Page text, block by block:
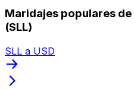
Maridajes populares de
(SLL)
SLL a USD